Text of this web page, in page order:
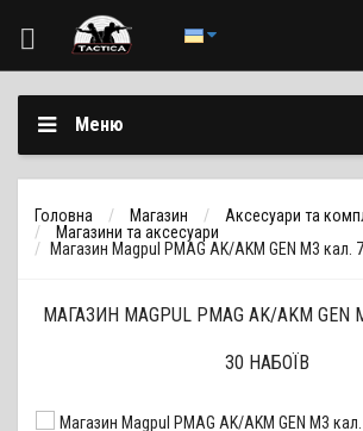
Меню
Головна Магазин
Аксесуари та
Магазини та аксесуари
Магазин Magpul PMAG AK/AKM GEN M3 кал.
МАГАЗИН MAGPUL PMAG AK/AKM GEN
30 НАБОЇВ